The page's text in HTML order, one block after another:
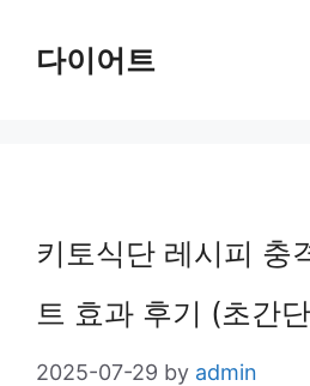
다이어트
키토식단 레시피 충
트 효과 후기 (초간
2025-07-29 by admin